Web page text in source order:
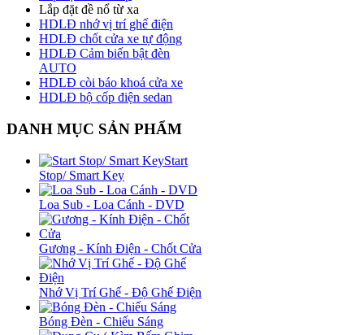
Lắp đặt đề nổ từ xa
HDLĐ nhớ vị trí ghế điện
HDLĐ chốt cửa xe tự động
HDLĐ Cảm biến bật đèn
AUTO
HDLĐ còi báo khoá cửa xe
HDLĐ bộ cốp điện sedan
DANH MỤC SẢN PHẨM
Start
Stop/ Smart Key
Loa Sub - Loa Cánh - DVD
Gương - Kính Điện - Chốt Cửa
Nhớ Vị Trí Ghế - Độ Ghế Điện
Bóng Đèn - Chiếu Sáng